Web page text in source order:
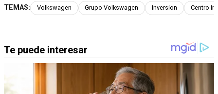
TEMAS: Volkswagen Grupo Volkswagen Inversion Centro